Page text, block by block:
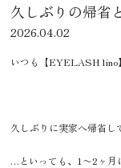
久しぶりの帰省
2026.04.02
いつも【EYELASH lino
久しぶりに実家へ帰省し
…といっても、1〜2ヶ月